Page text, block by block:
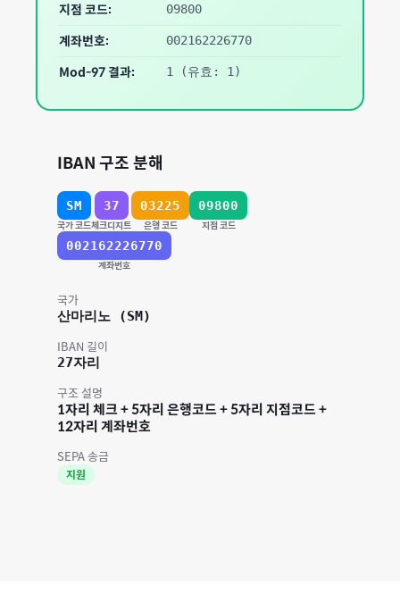
지점 코드: 09800
계좌번호: 002162226770
Mod-97 결과: 1 (유효: 1)
IBAN 구조 분해
SM
국가 코드
37
체크디지트
03225
은행 코드
09800
지점 코드
002162226770
계좌번호
국가
산마리노 (SM)
IBAN 길이
27자리
구조 설명
1자리 체크 + 5자리 은행코드 + 5자리 지점코드 +
12자리 계좌번호
SEPA 송금
지원